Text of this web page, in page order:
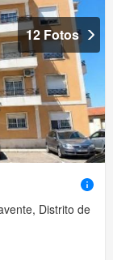
12 Fotos
Distrito de